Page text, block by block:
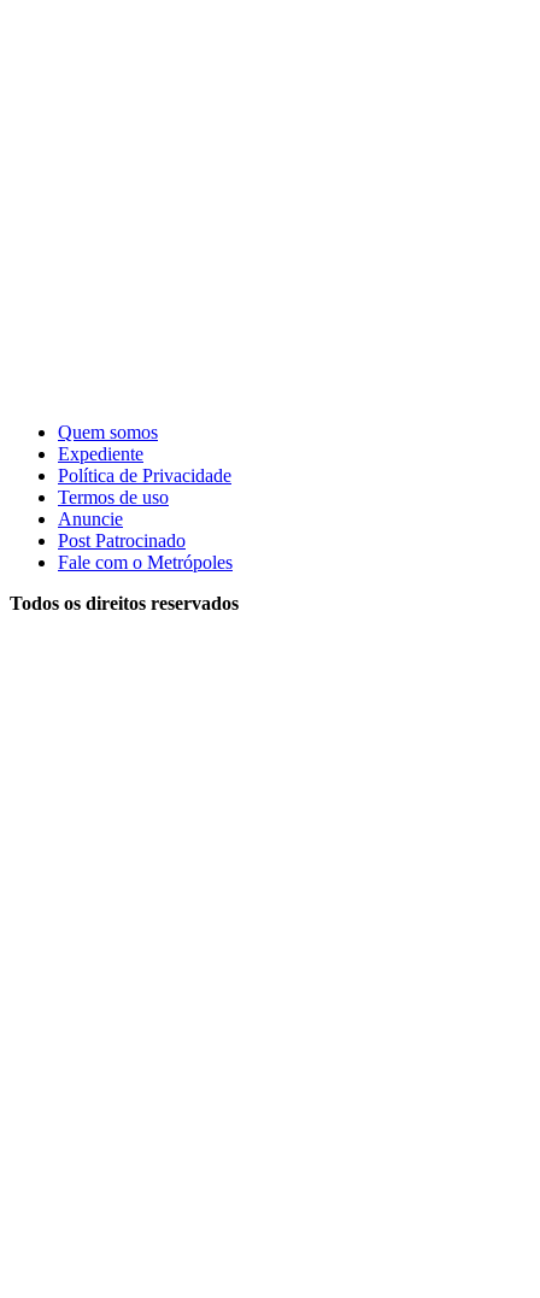
Quem somos
Expediente
Política de Privacidade
Termos de uso
Anuncie
Post Patrocinado
Fale com o Metrópoles
Todos os direitos reservados